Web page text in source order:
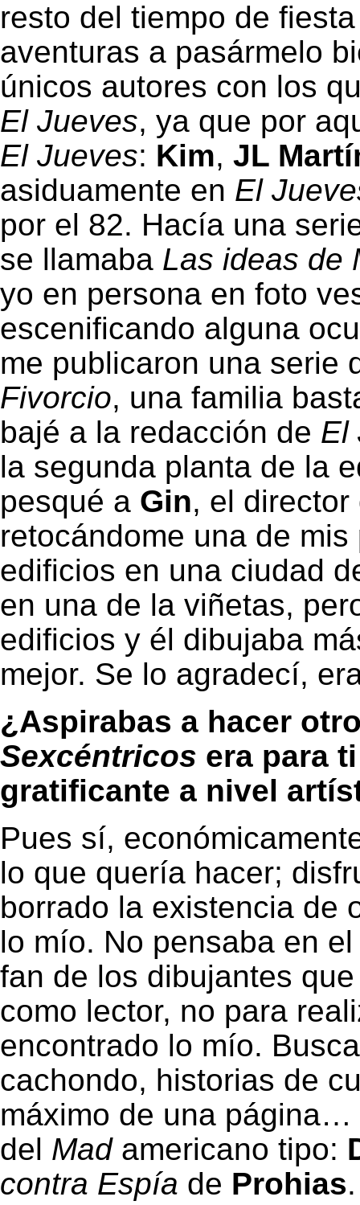
resto del tiempo de
aventuras a pasármelo
únicos autores con los
El Jueves, ya que por
El Jueves: Kim, JL
asiduamente en El
por el 82. Hacía una
se llamaba Las ideas de
yo en persona en foto
escenificando alguna
me publicaron una serie
Fivorcio, una familia
bajé a la redacción de El
la segunda planta de la
pesqué a Gin, el
retocándome una de
edificios en una ciudad
en una de la viñetas,
edificios y él dibujaba
mejor. Se lo agradecí,
¿Aspirabas a hacer
Sexcéntricos era para
gratificante a nivel
Pues sí,
lo que quería hacer;
borrado la existencia de
lo mío. No pensaba en
fan de los dibujantes
como lector, no para
encontrado lo mío.
cachondo, historias de
máximo de una
del Madamericano tipo:
contra Espía de Prohias.